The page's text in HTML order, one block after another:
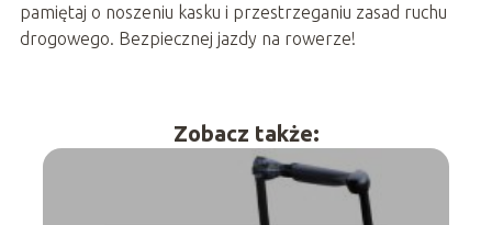
pamiętaj o noszeniu kasku i przestrzeganiu zasad ruchu
drogowego. Bezpiecznej jazdy na rowerze!
Zobacz także: